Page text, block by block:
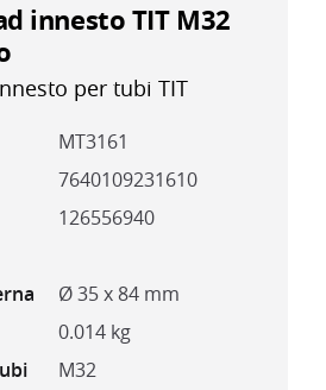
innesto TIT M32
per tubi TIT
MT3161
7640109231610
126556940
Ø 35 x 84 mm
0.014 kg
M32